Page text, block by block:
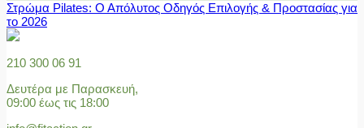
Στρώμα Pilates: Ο Απόλυτος Οδηγός Επιλογής & Προστασίας για
το 2026
210 300 06 91
Δευτέρα με Παρασκευή,
09:00 έως τις 18:00